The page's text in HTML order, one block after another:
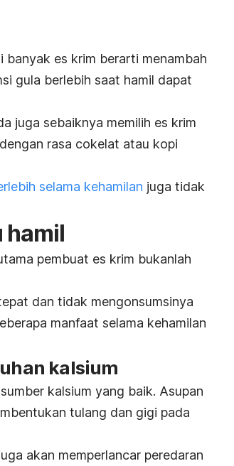
es krim berarti menambah
gula berlebih saat hamil dapat
juga sebaiknya memilih es krim
rasa cokelat atau kopi
selama kehamilan juga tidak
hamil
pembuat es krim bukanlah
dan tidak mengonsumsinya
manfaat selama kehamilan
kalsium
kalsium yang baik. Asupan
tulang dan gigi pada
akan memperlancar peredaran